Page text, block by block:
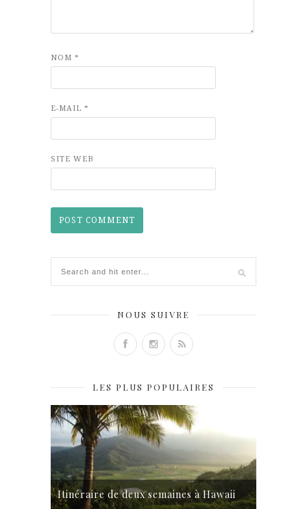
NOM *
E-MAIL *
SITE WEB
NOUS SUIVRE
LES PLUS POPULAIRES
Itinéraire de deux semaines à Hawaii